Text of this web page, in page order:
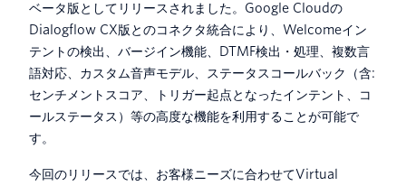
ベータ版としてリリースされました。Google Cloudの
Dialogflow CX版とのコネクタ統合により、Welcomeイン
テントの検出、バージイン機能、DTMF検出・処理、複数言
語対応、カスタム音声モデル、ステータスコールバック（含:
センチメントスコア、トリガー起点となったインテント、コ
ールステータス）等の高度な機能を利用することが可能で
す。
今回のリリースでは、お客様ニーズに合わせてVirtual